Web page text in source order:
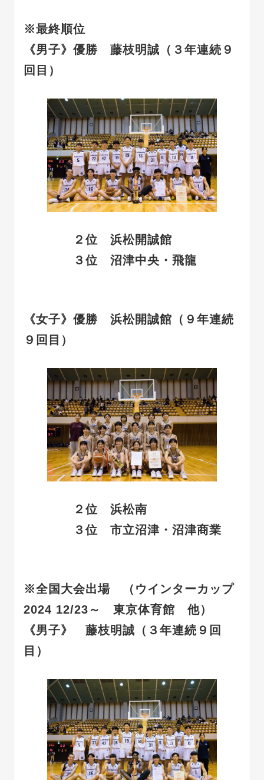
※最終順位
《男子》優勝
藤枝明誠（３年連続９
回目）
２位
浜松開誠館
３位 沼津中央・飛龍
《女子》優勝
浜松開誠館（９年連続
９回目）
２位 浜松南
３位
市立沼津・沼津商業
※全国大会出場 （ウインターカップ
2024 12/23～ 東京体育館 他）
《男子》
藤枝明誠（３年連続９回
目）